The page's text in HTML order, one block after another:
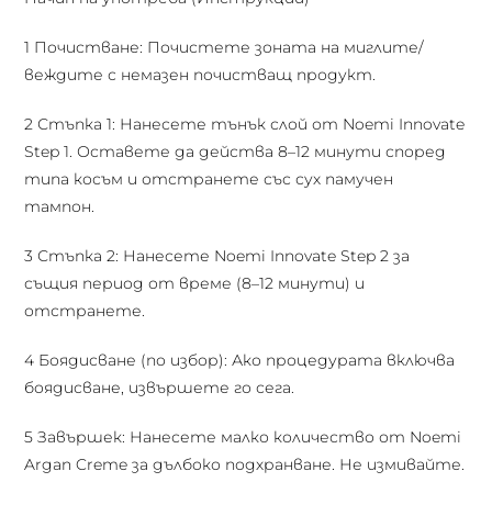
1 Почистване: Почистете зоната на миглите/
веждите с немазен почистващ продукт.
2 Стъпка 1: Нанесете тънък слой от Noemi Innovate
Step 1. Оставете да действа 8–12 минути според
типа косъм и отстранете със сух памучен
тампон.
3 Стъпка 2: Нанесете Noemi Innovate Step 2 за
същия период от време (8–12 минути) и
отстранете.
4 Боядисване (по избор): Ако процедурата включва
боядисване, извършете го сега.
5 Завършек: Нанесете малко количество от Noemi
Argan Creme за дълбоко подхранване. Не измивайте.